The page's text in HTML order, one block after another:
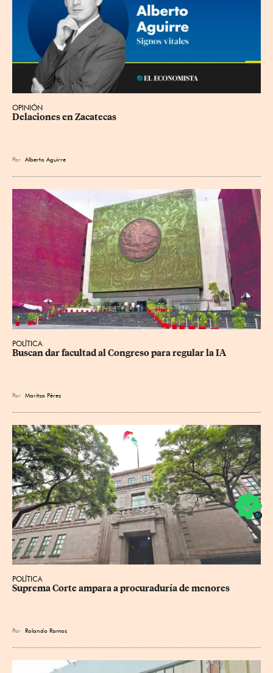
OPINIÓN
Delaciones en Zacatecas
Por Alberto Aguirre
POLÍTICA
Buscan dar facultad al Congreso para regular la IA
Por Maritza Pérez
POLÍTICA
Suprema Corte ampara a procuraduría de menores
Por Rolando Ramos